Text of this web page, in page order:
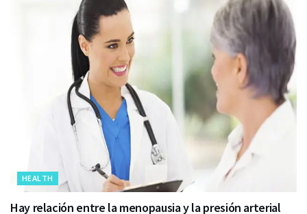
HEALTH
Hay relación entre la menopausia y la presión arterial